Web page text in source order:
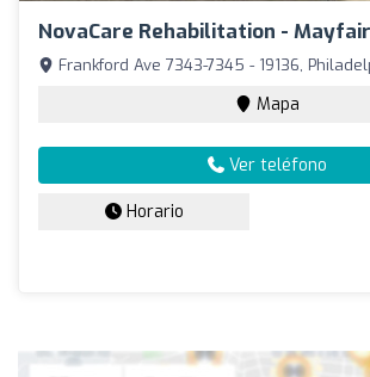
NovaCare Rehabilitation - Mayfair
Frankford Ave 7343-7345 - 19136,
Mapa
Ver teléfono
Horario